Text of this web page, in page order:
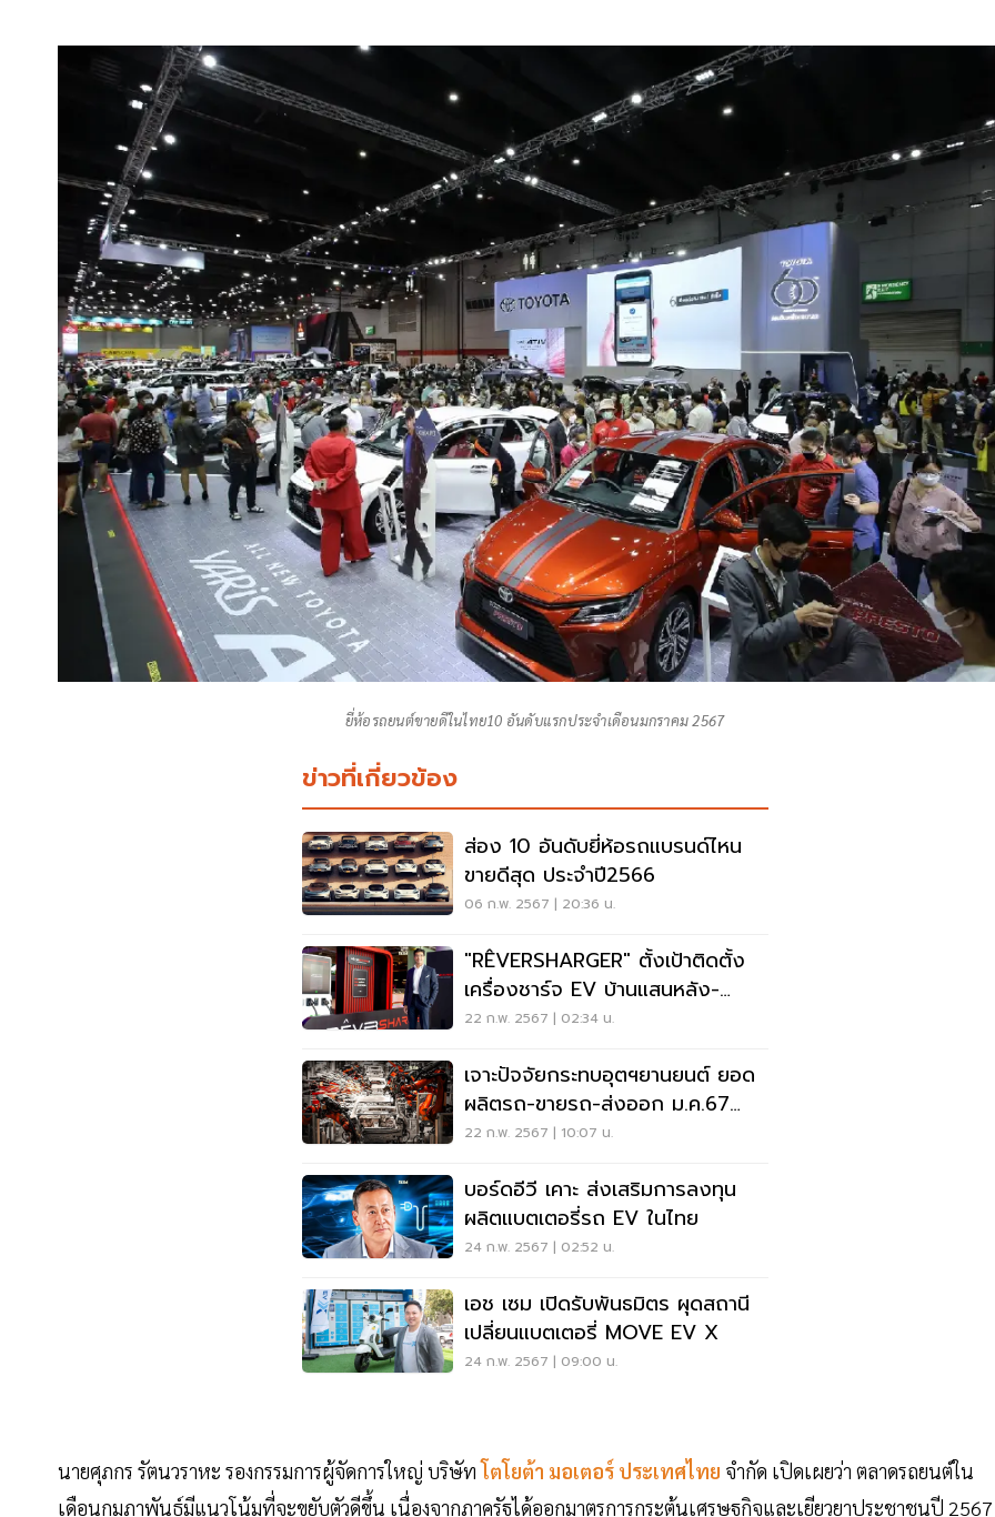
ยี่ห้อรถยนต์ขายดีในไทย10 อันดับแรกประจำเดือนมกราคม 2567
ข่าวที่เกี่ยวข้อง
ส่อง 10 อันดับยี่ห้อรถแบรนด์ไหน
ขายดีสุด ประจำปี2566
06 ก.พ. 2567 | 20:36 น.
"RÊVERSHARGER" ตั้งเป้าติดตั้ง
เครื่องชาร์จ EV บ้านแสนหลัง-
สาธารณะ 2,012 หัว
22 ก.พ. 2567 | 02:34 น.
เจาะปัจจัยกระทบอุตฯยานยนต์ ยอด
ผลิตรถ-ขายรถ-ส่งออก ม.ค.67
ชะลอตัว
22 ก.พ. 2567 | 10:07 น.
บอร์ดอีวี เคาะ ส่งเสริมการลงทุน
ผลิตแบตเตอรี่รถ EV ในไทย
24 ก.พ. 2567 | 02:52 น.
เอช เซม เปิดรับพันธมิตร ผุดสถานี
เปลี่ยนแบตเตอรี่ MOVE EV X
24 ก.พ. 2567 | 09:00 น.
นายศุภกร รัตนวราหะ รองกรรมการผู้จัดการใหญ่ บริษัทโตโยต้า มอเตอร์ ประเทศไทย จำกัด เปิดเผยว่า ตลาดรถยนต์ใน
เดือนกุมภาพันธ์มีแนวโน้มที่จะขยับตัวดีขึ้น เนื่องจากภาครัฐได้ออกมาตรการกระตุ้นเศรษฐกิจและเยียวยาประชาชนปี 2567